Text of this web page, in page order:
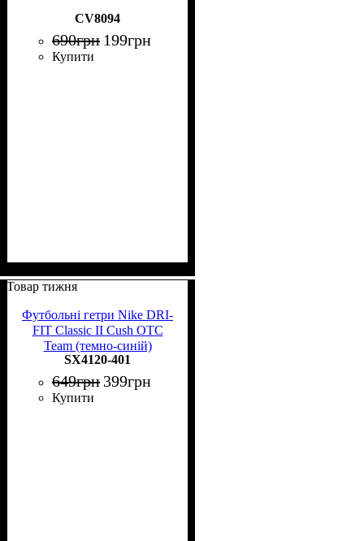
CV8094
690грн 199грн
Купити
Товар тижня
Футбольні гетри Nike DRI-
FIT Classic II Cush OTC
Team (темно-синій)
SX4120-401
649грн 399грн
Купити